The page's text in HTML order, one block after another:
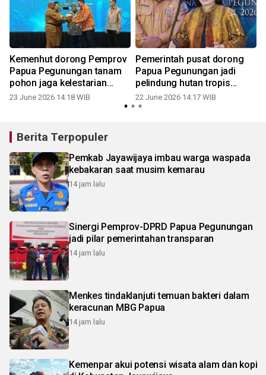
Kemenhut dorong Pemprov
Papua Pegunungan tanam
pohon jaga kelestarian
hutan
23 June 2026 14:18 WIB
Pemerintah pusat dorong
Papua Pegunungan jadi
pelindung hutan tropis
Indonesia
22 June 2026 14:17 WIB
Berita Terpopuler
Pemkab Jayawijaya imbau warga waspada
kebakaran saat musim kemarau
14 jam lalu
Sinergi Pemprov-DPRD Papua Pegunungan
jadi pilar pemerintahan transparan
14 jam lalu
Menkes tindaklanjuti temuan bakteri dalam
keracunan MBG Papua
14 jam lalu
Kemenpar akui potensi wisata alam dan kopi